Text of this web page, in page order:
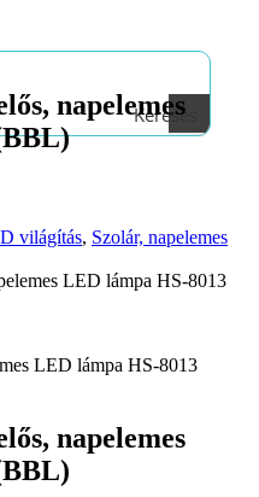
Keresés
napelemes
világítás, Szolár, napelemes
LED lámpa HS-8013
napelemes